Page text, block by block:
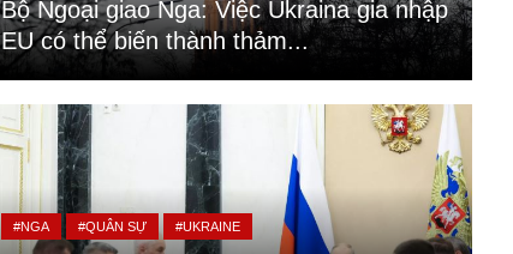
Bộ Ngoại giao Nga: Việc Ukraina gia nhập
EU có thể biến thành thảm...
#NGA #QUÂN SỰ #UKRAINE